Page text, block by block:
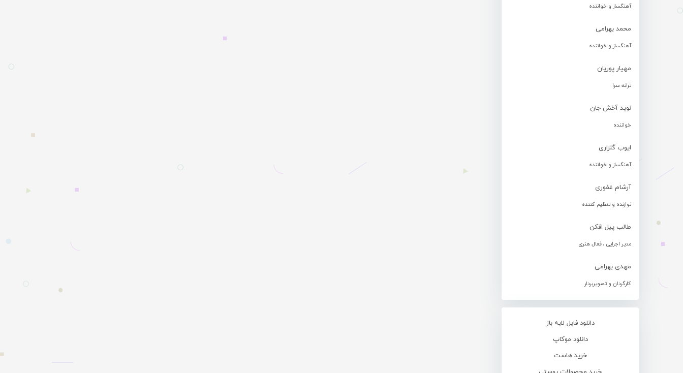
آهنگساز و خواننده
محمد بهرامی
آهنگساز و خواننده
مهیار پوریان
ترانه سرا
نوید آخش جان
خواننده
ایوب گلزاری
آهنگساز و خواننده
آرشام غفوری
نوازنده و تنظیم کننده
طالب پیل افکن
مدیر اجرایی ، فعال هنری
مهدی بهرامی
کارگردان و تصویربردار
دانلود فایل لایه باز
دانلود موکاپ
خرید هاست